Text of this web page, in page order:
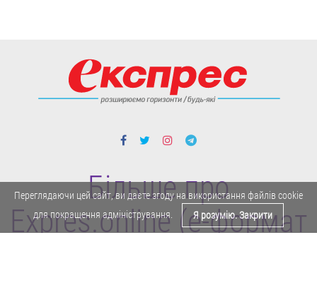
Більше про
Expres.online (e-формат
Переглядаючи цей сайт, ви даєте згоду на використання файлів cookie
для покращення адміністрування.
Я розумію. Закрити